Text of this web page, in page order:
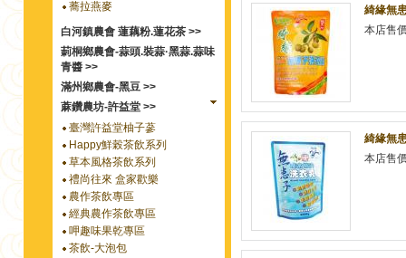
蕎拉燕麥
白河鎮農會 蓮藕粉.蓮花茶 >>
莿桐鄉農會-蒜頭.裝蒜·黑蒜.蒜味
青醬 >>
滿州鄉農會-黑豆 >>
蔴鑽農坊-許益堂 >>
臺灣許益堂柚子蔘
Happy鮮榖茶飲系列
草本風格茶飲系列
禮尚往來 盒家歡樂
農作茶飲專區
經典農作茶飲專區
呷趣味果乾專區
茶飲-大泡包
綺緣無
本店售
綺緣無
本店售